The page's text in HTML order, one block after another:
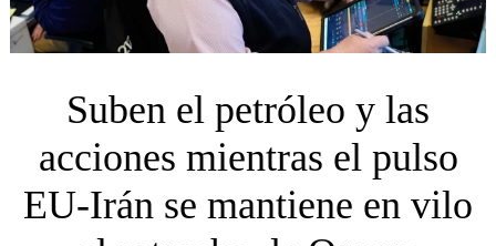
Suben el petróleo y las
acciones mientras el pulso
EU-Irán se mantiene en vilo